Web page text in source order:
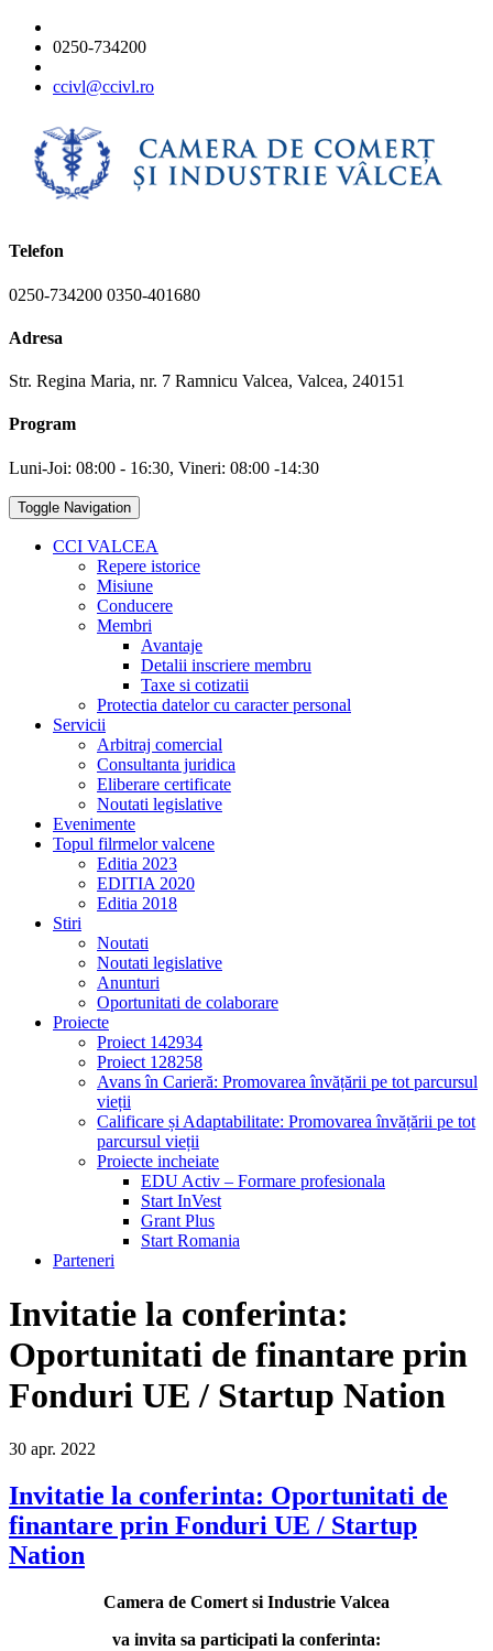
0250-734200
ccivl@ccivl.ro
Telefon
0250-734200 0350-401680
Adresa
Str. Regina Maria, nr. 7 Ramnicu Valcea, Valcea, 240151
Program
Luni-Joi: 08:00 - 16:30, Vineri: 08:00 -14:30
Toggle Navigation
CCI VALCEA
Repere istorice
Misiune
Conducere
Membri
Avantaje
Detalii inscriere membru
Taxe si cotizatii
Protectia datelor cu caracter personal
Servicii
Arbitraj comercial
Consultanta juridica
Eliberare certificate
Noutati legislative
Evenimente
Topul filrmelor valcene
Editia 2023
EDITIA 2020
Editia 2018
Stiri
Noutati
Noutati legislative
Anunturi
Oportunitati de colaborare
Proiecte
Proiect 142934
Proiect 128258
Avans în Carieră: Promovarea învățării pe tot parcursul
vieții
Calificare și Adaptabilitate: Promovarea învățării pe tot
parcursul vieții
Proiecte incheiate
EDU Activ – Formare profesionala
Start InVest
Grant Plus
Start Romania
Parteneri
Invitatie la conferinta:
Oportunitati de finantare prin
Fonduri UE / Startup Nation
30 apr. 2022
Invitatie la conferinta: Oportunitati de
finantare prin Fonduri UE / Startup
Nation
Camera de Comert si Industrie Valcea
va invita sa participati la conferinta: